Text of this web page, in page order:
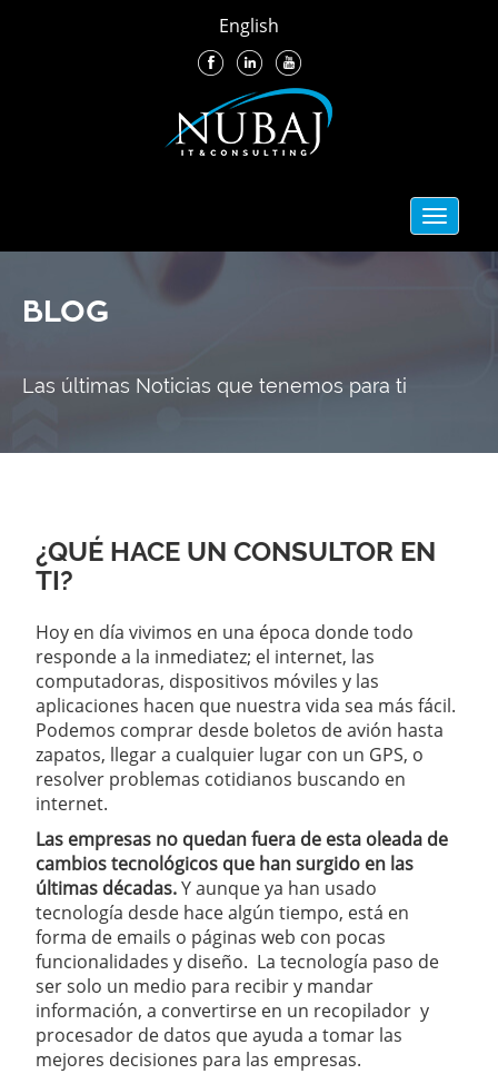
English
Toggle
BLOG
Las últimas Noticias que tenemos para ti
¿QUÉ HACE UN CONSULTOR EN
TI?
Hoy en día vivimos en una época donde todo
responde a la inmediatez; el internet, las
computadoras, dispositivos móviles y las
aplicaciones hacen que nuestra vida sea más fácil.
Podemos comprar desde boletos de avión hasta
zapatos, llegar a cualquier lugar con un GPS, o
resolver problemas cotidianos buscando en
internet.
Las empresas no quedan fuera de esta oleada de
cambios tecnológicos que han surgido en las
últimas décadas.Y aunque ya han usado
tecnología desde hace algún tiempo, está en
forma de emails o páginas web con pocas
funcionalidades y diseño. La tecnología paso de
ser solo un medio para recibir y mandar
información, a convertirse en un recopilador y
procesador de datos que ayuda a tomar las
mejores decisiones para las empresas.